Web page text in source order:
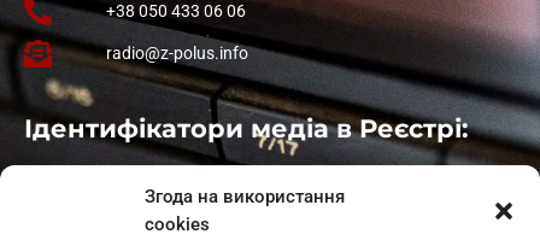
Згода на використання
cookies
+38 050 433 06 06
radio@z-polus.info
Ідентифікатори медіа в Реєстрі:
: L11-01410
: L11-01801